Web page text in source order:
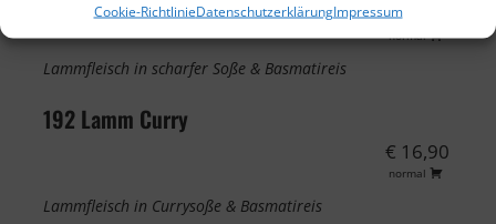
Cookie-RichtlinieDatenschutzerklärungImpressum€ 16,90
normal
Lammfleisch in scharfer Soße & Basmatireis
192 Lamm Curry
€ 16,90
normal
Lammfleisch in Currysoße & Basmatireis